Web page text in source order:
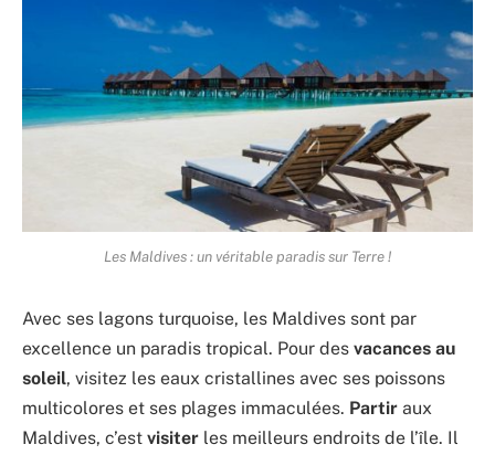
Les Maldives : un véritable paradis sur Terre !
Avec ses lagons turquoise, les Maldives sont par
excellence un paradis tropical. Pour des vacances au
soleil, visitez les eaux cristallines avec ses poissons
multicolores et ses plages immaculées. Partir aux
Maldives, c’est visiter les meilleurs endroits de l’île. Il